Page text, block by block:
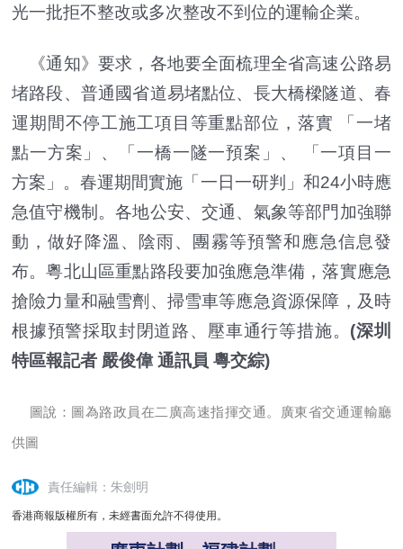
光一批拒不整改或多次整改不到位的運輸企業。
《通知》要求，各地要全面梳理全省高速公路易
堵路段、普通國省道易堵點位、長大橋樑隧道、春
運期間不停工施工項目等重點部位，落實 「一堵
點一方案」、「一橋一隧一預案」、 「一項目一
方案」。春運期間實施「一日一研判」和24小時應
急值守機制。各地公安、交通、氣象等部門加強聯
動，做好降溫、陰雨、團霧等預警和應急信息發
布。粵北山區重點路段要加強應急準備，落實應急
搶險力量和融雪劑、掃雪車等應急資源保障，及時
根據預警採取封閉道路、壓車通行等措施。 (深圳
特區報記者 嚴俊偉 通訊員 粵交綜)
圖說：圖為路政員在二廣高速指揮交通。廣東省交通運輸廳
供圖
責任編輯：朱劍明
香港商報版權所有，未經書面允許不得使用。